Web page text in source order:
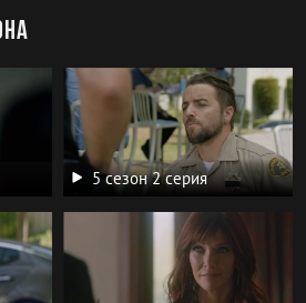
5 сезон 2 серия